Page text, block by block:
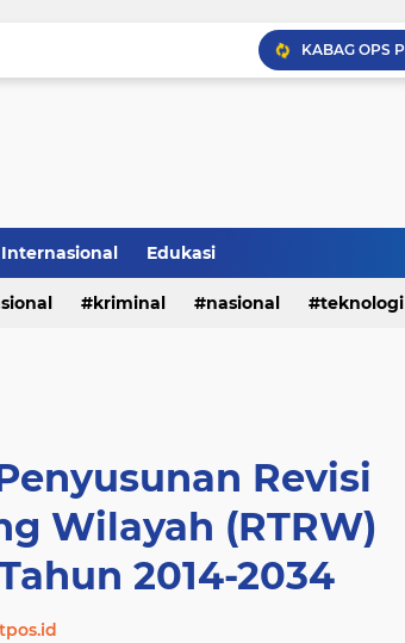
Internasional Edukasi
kriminal nasional teknologi
Revisi
Wilayah (RTRW)
2014-2034